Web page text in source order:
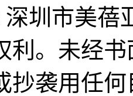
深圳市美
利。未经
抄袭用任